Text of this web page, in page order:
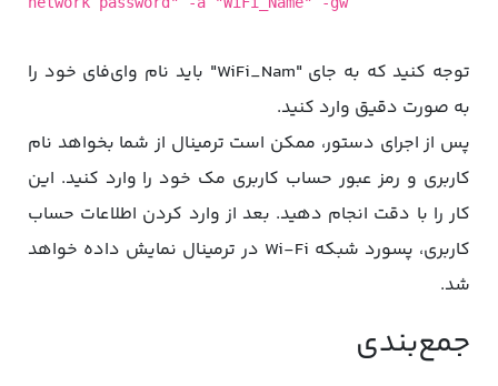
توجه کنید که به جای "WiFi_Nam" باید نام وای‌فای خود را
به صورت دقیق وارد کنید.
پس از اجرای دستور، ممکن است ترمینال از شما بخواهد نام
کاربری و رمز عبور حساب کاربری مک خود را وارد کنید. این
کار را با دقت انجام دهید. بعد از وارد کردن اطلاعات حساب
کاربری، پسورد شبکه Wi-Fi در ترمینال نمایش داده خواهد
شد.
جمع‌بندی